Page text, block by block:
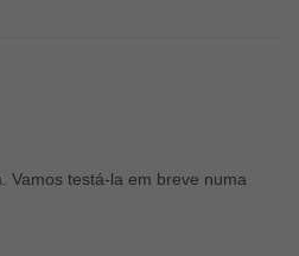
Vamos testá-la em breve numa